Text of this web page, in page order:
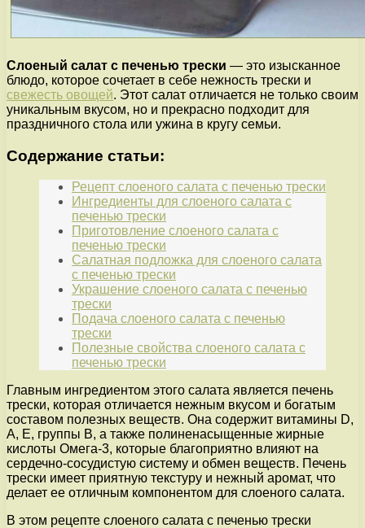
Слоеный салат с печенью трески — это изысканное
блюдо, которое сочетает в себе нежность трески и
свежесть овощей. Этот салат отличается не только своим
уникальным вкусом, но и прекрасно подходит для
праздничного стола или ужина в кругу семьи.
Содержание статьи:
Рецепт слоеного салата с печенью трески
Ингредиенты для слоеного салата с
печенью трески
Приготовление слоеного салата с
печенью трески
Салатная подложка для слоеного салата
с печенью трески
Украшение слоеного салата с печенью
трески
Подача слоеного салата с печенью
трески
Полезные свойства слоеного салата с
печенью трески
Главным ингредиентом этого салата является печень
трески, которая отличается нежным вкусом и богатым
составом полезных веществ. Она содержит витамины D,
А, Е, группы В, а также полиненасыщенные жирные
кислоты Омега-3, которые благоприятно влияют на
сердечно-сосудистую систему и обмен веществ. Печень
трески имеет приятную текстуру и нежный аромат, что
делает ее отличным компонентом для слоеного салата.
В этом рецепте слоеного салата с печенью трески